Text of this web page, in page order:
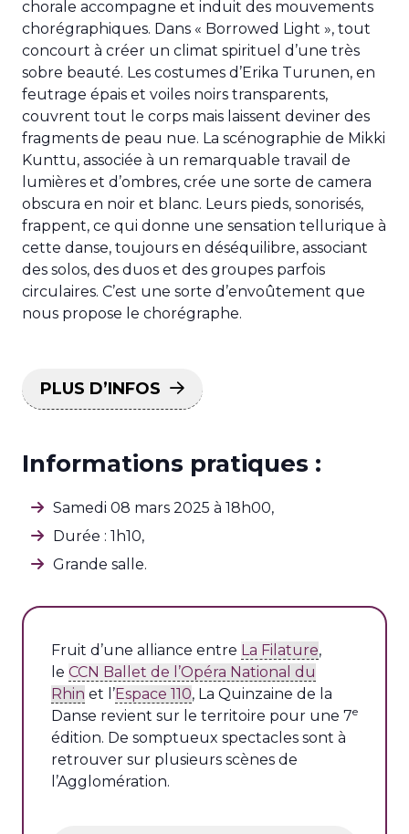
chorale accompagne et induit des mouvements
chorégraphiques. Dans « Borrowed Light », tout
concourt à créer un climat spirituel d’une très
sobre beauté. Les costumes d’Erika Turunen, en
feutrage épais et voiles noirs transparents,
couvrent tout le corps mais laissent deviner des
fragments de peau nue. La scénographie de Mikki
Kunttu, associée à un remarquable travail de
lumières et d’ombres, crée une sorte de camera
obscura en noir et blanc. Leurs pieds, sonorisés,
frappent, ce qui donne une sensation tellurique à
cette danse, toujours en déséquilibre, associant
des solos, des duos et des groupes parfois
circulaires. C’est une sorte d’envoûtement que
nous propose le chorégraphe.
PLUS D’INFOS
Informations pratiques :
Samedi 08 mars 2025 à 18h00,
Durée : 1h10,
Grande salle.
Fruit d’une alliance entre La Filature,
le CCN Ballet de l’Opéra National du
Rhin et l’Espace 110, La Quinzaine de la
Danse revient sur le territoire pour une 7e
édition. De somptueux spectacles sont à
retrouver sur plusieurs scènes de
l’Agglomération.